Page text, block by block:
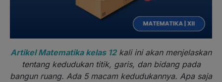
Artikel Matematika kelas 12kali ini akan menjelaskan
tentang kedudukan titik, garis, dan bidang pada
bangun ruang. Ada 5 macam kedudukannya. Apa saja